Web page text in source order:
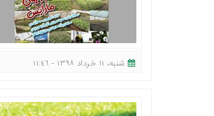
شنبه، ١١ خرداد ١٣٩٨ - ١١:٤٦